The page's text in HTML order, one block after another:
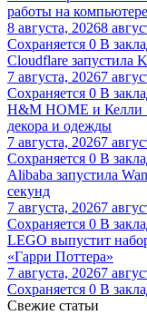
работы на компьютере
8 августа, 20268
Сохраняется 0 В
Cloudflare запустила
7 августа, 20267
Сохраняется 0 В
H&M HOME и Келли
декора и одежды
7 августа, 20267
Сохраняется 0 В
Alibaba запустила
секунд
7 августа, 20267
Сохраняется 0 В
LEGO выпустит
«Гарри Поттера»
7 августа, 20267
Сохраняется 0 В
Свежие статьи